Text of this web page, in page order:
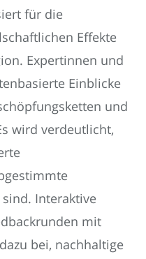
für die
Effekte
Expertinnen und
Einblicke
und
wird verdeutlicht,
Interaktive
mit
bei, nachhaltige